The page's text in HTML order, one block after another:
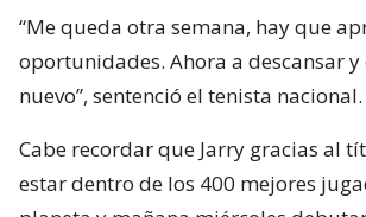
“Me queda otra semana, hay que
oportunidades. Ahora a descansar
nuevo”, sentenció el tenista nacional.
Cabe recordar que Jarry gracias al
estar dentro de los 400 mejores